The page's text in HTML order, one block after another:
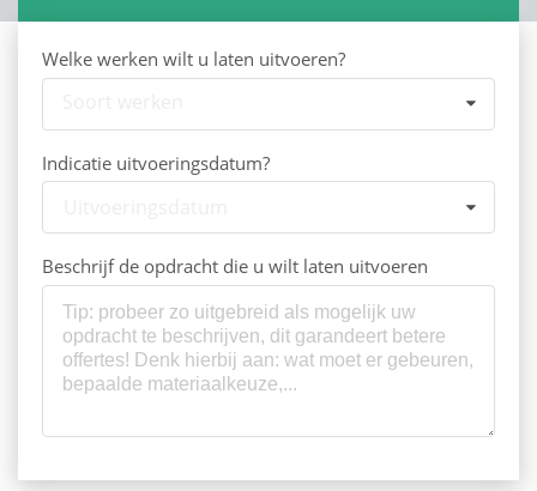
Welke werken wilt u laten uitvoeren?
Indicatie uitvoeringsdatum?
Beschrijf de opdracht die u wilt laten uitvoeren